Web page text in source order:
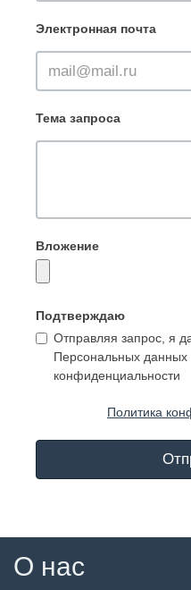
Электронная почта
Тема запроса
Вложение
Подтверждаю
Отправляя запрос, я
Персональных данных
конфиденциальности
Политика
О нас